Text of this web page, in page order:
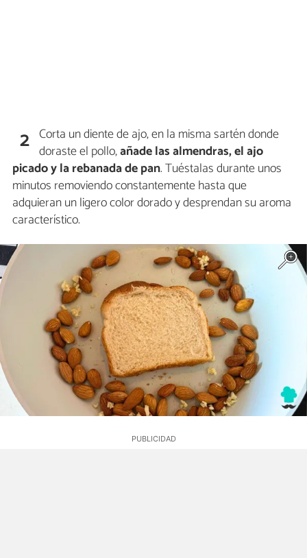
2 Corta un diente de ajo, en la misma sartén donde
doraste el pollo,añade las almendras, el ajo
picado y la rebanada de pan. Tuéstalas durante unos
minutos removiendo constantemente hasta que
adquieran un ligero color dorado y desprendan su aroma
característico.